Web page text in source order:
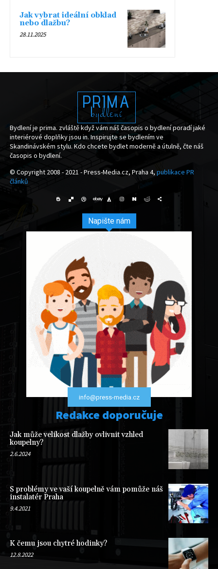
Jak vybrat ideální obklad
nebo dlažbu?
28.11.2025
PRIMA
bydlení
Bydlení je prima. zvláště když vám náš časopis o bydlení poradí jaké
interiérové doplňky jsou in. Inspirujte se bydlením ve
Skandinávském stylu. Kdo chcete bydlet moderně a útulně, čte náš
časopis o bydlení.
© Copyright 2008 - 2021 - Press-Media.cz, Praha 4, publikace PR
článků
Napište nám
info@press-media.cz
Redakce doporučuje
Jak může velikost dlažby ovlivnit vzhled
koupelny?
2.6.2024
S problémy ve vaší koupelně vám pomůže náš
instalatér Praha
9.4.2021
K čemu jsou chytré hodinky?
12.8.2022